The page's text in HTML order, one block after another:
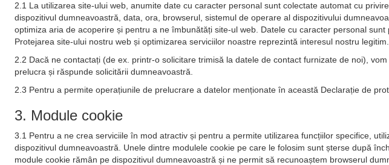
2.1 La utilizarea site-ului web, anumite date cu caracter personal sunt colectate automat cu
dispozitivul dumneavoastră, data, ora, browserul, sistemul de operare al dispozitivului
optimiza aria de acoperire și pentru a ne îmbunătăți site-ul web. Datele cu caracter personal
Protejarea site-ului nostru web și optimizarea serviciilor noastre reprezintă interesul nostru legitim.
2.2 Dacă ne contactați (de ex. printr-o solicitare trimisă la datele de contact furnizate de noi),
prelucra și răspunde solicitării dumneavoastră.
2.3 Pentru a permite operațiunile de prelucrare a datelor menționate în această Declarație de
3. Module cookie
3.1 Pentru a ne crea serviciile în mod atractiv și pentru a permite utilizarea funcțiilor specifice,
dispozitivul dumneavoastră. Unele dintre modulele cookie pe care le folosim sunt șterse după
module cookie rămân pe dispozitivul dumneavoastră și ne permit să recunoaștem browserul